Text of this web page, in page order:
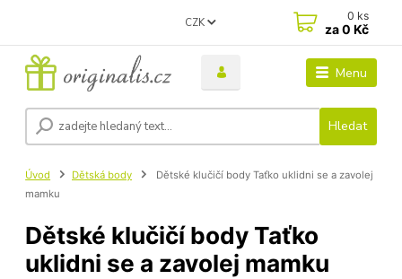
Menu
CZK
Hledat
0 ks
za0 Kč
Úvod Dětská body
Dětské klučičí body Taťko uklidni se a zavolej
mamku
Dětské klučičí body Taťko
uklidni se a zavolej mamku